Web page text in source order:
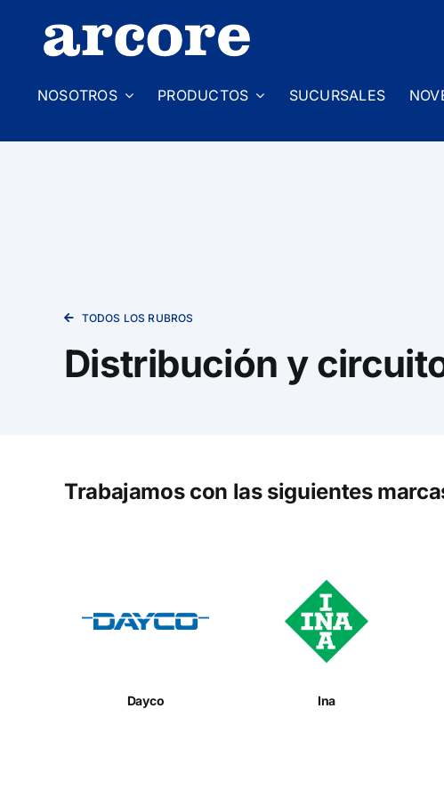
content
NOSOTROS PRODUCTOS SUCURSALES
TODOS LOS RUBROS
Distribución y
Trabajamos con las siguientes
Dayco Ina